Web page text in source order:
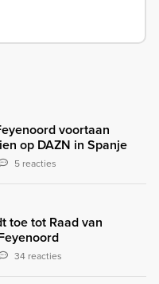
voortaan
op DAZN in Spanje
5 reacties
toe tot Raad van
34 reacties